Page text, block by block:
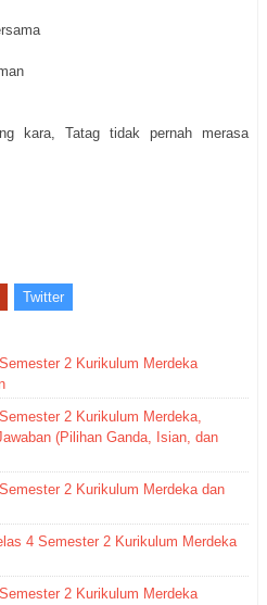
kara, Tatag tidak pernah merasa
Twitter
2 Kurikulum Merdeka
2 Kurikulum Merdeka,
(Pilihan Ganda, Isian, dan
2 Kurikulum Merdeka dan
4 Semester 2 Kurikulum Merdeka
2 Kurikulum Merdeka